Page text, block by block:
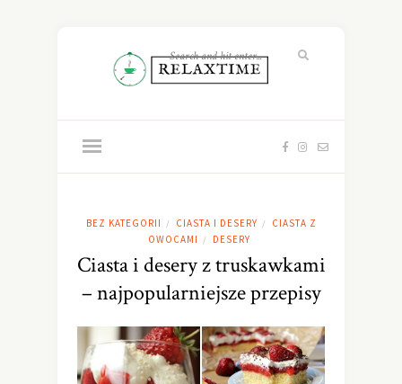
BEZ KATEGORII / CIASTA I DESERY /
CIASTA Z
OWOCAMI
/ DESERY
Ciasta i desery z truskawkami
– najpopularniejsze przepisy